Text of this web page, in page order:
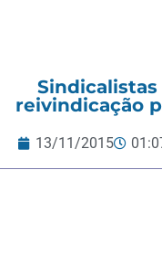
reivindicação
13/11/2015